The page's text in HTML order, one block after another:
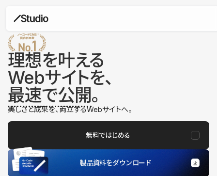
理想を叶える
Webサイトを、
最速で公開。
美しさと成果を、両立するWebサイトへ。
無料ではじめる
製品資料をダウンロード